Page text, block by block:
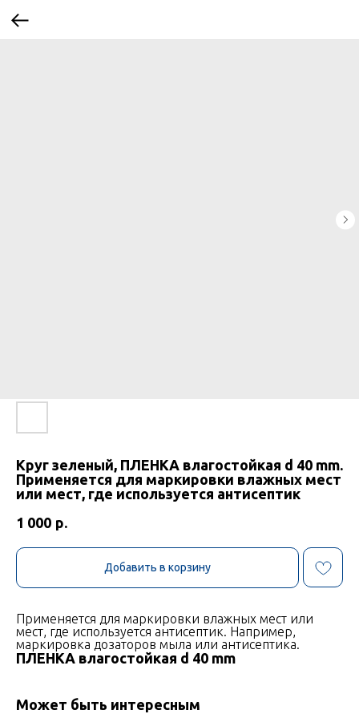
Круг зеленый, ПЛЕНКА влагостойкая d 40 mm.
Применяется для маркировки влажных мест
или мест, где используется антисептик
1 000 р.
Добавить в корзину
Применяется для маркировки влажных мест или
мест, где используется антисептик. Например,
маркировка дозаторов мыла или антисептика.
ПЛЕНКА влагостойкая d 40 mm
Может быть интересным